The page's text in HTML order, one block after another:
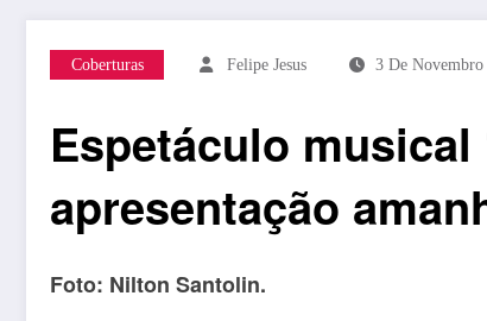
Coberturas Felipe Jesus 3 De Novembro
Espetáculo musical
apresentação
Foto: Nilton Santolin.